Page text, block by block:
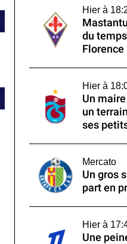
Hier à
du
Florence
Hier à
Un
un
ses
Mercato
Un gros
part en
Hier à
Une